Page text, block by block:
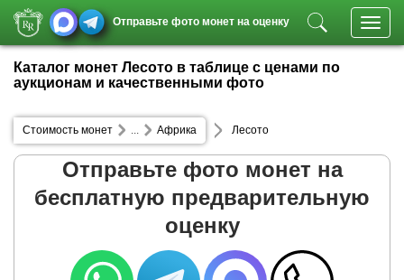
Отправьте фото монет на оценку
Каталог монет Лесото в таблице с ценами по
аукционам и качественными фото
Стоимость монет Африка
... Лесото
Отправьте фото монет на
бесплатную предварительную
оценку